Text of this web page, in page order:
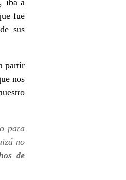
iba a
fue
sus
partir
nos
para
no
de